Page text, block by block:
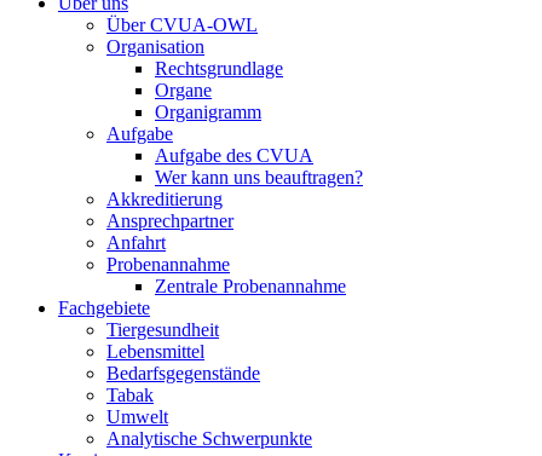
Über CVUA-OWL
Organisation
Rechtsgrundlage
Organe
Organigramm
Aufgabe
Aufgabe des CVUA
Wer kann uns beauftragen?
Akkreditierung
Ansprechpartner
Anfahrt
Probenannahme
Zentrale Probenannahme
Fachgebiete
Tiergesundheit
Lebensmittel
Bedarfsgegenstände
Tabak
Umwelt
Analytische Schwerpunkte